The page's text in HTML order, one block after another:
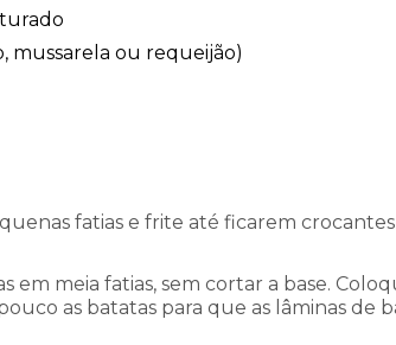
mussarela ou requeijão)
fatias e frite até ficarem
em meia fatias, sem cortar a base.
as batatas para que as lâminas de